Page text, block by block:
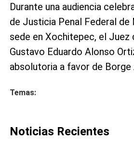
Durante una audiencia
de Justicia Penal Federal de
sede en Xochitepec, el Juez
Gustavo Eduardo Alonso
absolutoria a favor de Borge
Temas:
Noticias Recientes